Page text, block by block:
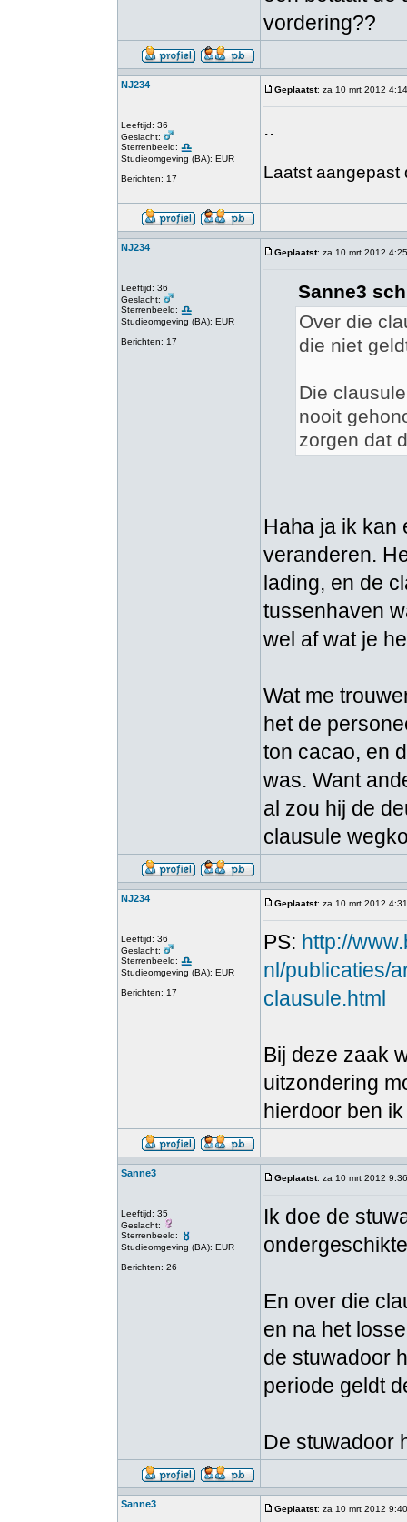
vordering??
NJ234
Leeftijd: 36
Geslacht:
Sterrenbeeld:
Studieomgeving (BA): EUR
Berichten: 17
Geplaatst: za 10 mrt 2012 4:14
..
Laatst aangepast
NJ234
Leeftijd: 36
Geslacht:
Sterrenbeeld:
Studieomgeving (BA): EUR
Berichten: 17
Geplaatst: za 10 mrt 2012 4:25
Sanne3
Over die
die niet
Die
nooit
zorgen dat
Haha ja ik kan
veranderen.
lading, en de
tussenhaven
wel af wat je
Wat me
het de
ton cacao, en
was. Want
al zou hij de
clausule
NJ234
Leeftijd: 36
Geslacht:
Sterrenbeeld:
Studieomgeving (BA): EUR
Berichten: 17
Geplaatst: za 10 mrt 2012 4:31
PS: http://
nl/publicaties/
clausule.html
Bij deze zaak
uitzondering
hierdoor ben
Sanne3
Leeftijd: 35
Geslacht:
Sterrenbeeld:
Studieomgeving (BA): EUR
Berichten: 26
Geplaatst: za 10 mrt 2012 9:36
Ik doe de
En over die
en na het
de stuwadoor
periode geldt
De stuwadoor
Sanne3 Geplaatst: za 10 mrt 2012 9:40